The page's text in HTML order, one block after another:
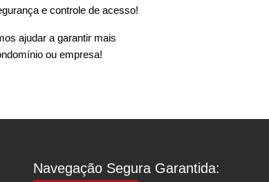
e controle de acesso!
ajudar a garantir mais
ou empresa!
Navegação Segura Garantida: